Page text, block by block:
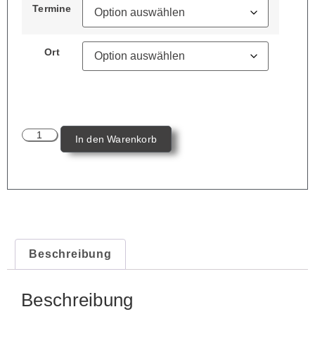
Termine
Ort
In den Warenkorb
Beschreibung
Beschreibung